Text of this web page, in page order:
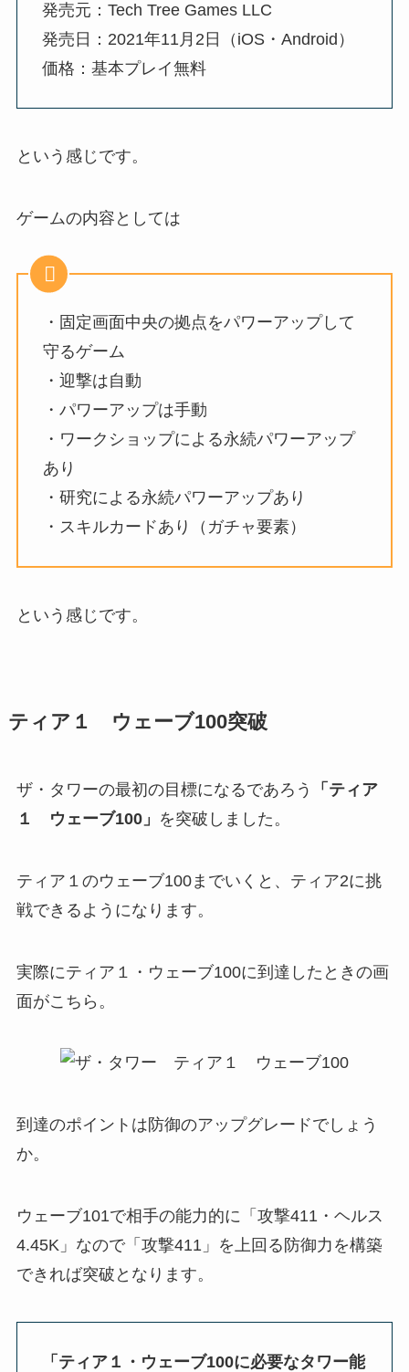
発売元：Tech Tree Games LLC
発売日：2021年11月2日（iOS・Android）
価格：基本プレイ無料
という感じです。
ゲームの内容としては
・固定画面中央の拠点をパワーアップして
守るゲーム
・迎撃は自動
・パワーアップは手動
・ワークショップによる永続パワーアップ
あり
・研究による永続パワーアップあり
・スキルカードあり（ガチャ要素）
という感じです。
ティア１ ウェーブ100突破
ザ・タワーの最初の目標になるであろう
「ティア
１ ウェーブ100」 を突破しました。
ティア１のウェーブ100までいくと、ティア2に挑
戦できるようになります。
実際にティア１・ウェーブ100に到達したときの画
面がこちら。
到達のポイントは防御のアップグレードでしょう
か。
ウェーブ101で相手の能力的に「攻撃411・ヘルス
4.45K」なので「攻撃411」を上回る防御力を構築
できれば突破となります。
「ティア１・ウェーブ100に必要なタワー能